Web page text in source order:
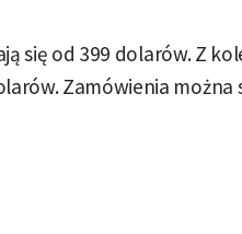
się od 399 dolarów. Z
Zamówienia można